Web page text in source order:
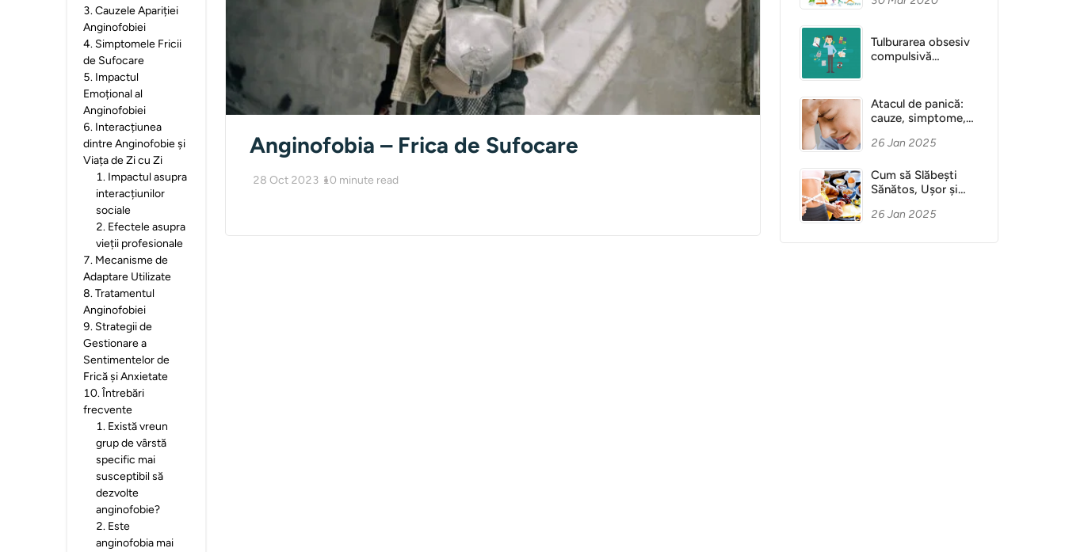
3.Cauzele Apariției
Anginofobiei
4. Simptomele Fricii
de Sufocare
5. Impactul
Emoțional al
Anginofobiei
6. Interacțiunea
dintre Anginofobie și
Viața de Zi cu Zi
1. Impactul asupra
interacțiunilor
sociale
2. Efectele asupra
vieții profesionale
7. Mecanisme de
Adaptare Utilizate
8.Tratamentul
Anginofobiei
9. Strategii de
Gestionare a
Sentimentelor de
Frică și Anxietate
10.Întrebări
frecvente
1. Există vreun
grup de vârstă
specific mai
susceptibil să
dezvolte
anginofobie?
2. Este
anginofobia mai
Anginofobia – Frica de Sufocare
28 Oct 2023 10 minute read
Tulburarea obsesiv
compulsivă
Atacul de panică:
cauze, simptome,
26 Jan 2025
Cum să Slăbești
Sănătos, Ușor și
26 Jan 2025